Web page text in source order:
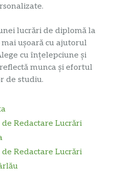
lucrări de diplomă la
ușoară cu ajutorul
cu înțelepciune și
munca și efortul
de studiu.
Redactare Lucrări
Redactare Lucrări